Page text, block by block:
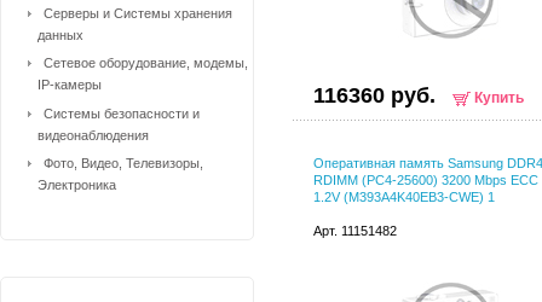
116360 руб. Купить
Оперативная память Samsung
RDIMM (PC4-25600) 3200 Mbps ECC
1.2V (M393A4K40EB3-CWE) 1
Арт. 11151482
Серверы и Системы хранения
данных
Сетевое оборудование, модемы,
IP-камеры
Системы безопасности и
видеонаблюдения
Фото, Видео, Телевизоры,
Электроника